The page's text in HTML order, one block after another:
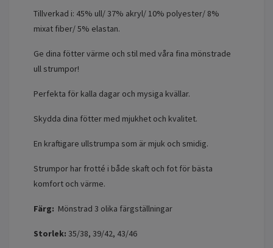
Tillverkad i: 45% ull/ 37% akryl/ 10% polyester/ 8%
mixat fiber/ 5% elastan.
Ge dina fötter värme och stil med våra fina mönstrade
ull strumpor!
Perfekta för kalla dagar och mysiga kvällar.
Skydda dina fötter med mjukhet och kvalitet.
En kraftigare ullstrumpa som är mjuk och smidig.
Strumpor har frotté i både skaft och fot för bästa
komfort och värme.
Färg: Mönstrad 3 olika färgställningar
Storlek: 35/38, 39/42, 43/46